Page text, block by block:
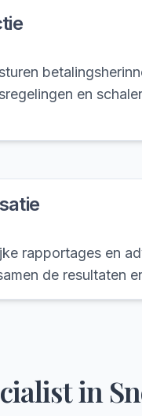
en
rapportages en
de resultaten
in